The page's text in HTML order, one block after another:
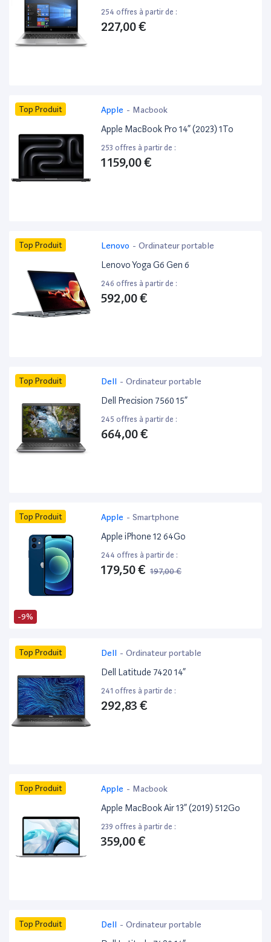
254 offres à partir de :
227,00 €
Top Produit Apple - Macbook
Apple MacBook Pro 14” (2023) 1To
253 offres à partir de :
1 159,00 €
Top Produit Lenovo - Ordinateur portable
Lenovo Yoga G6 Gen 6
246 offres à partir de :
592,00 €
Top Produit Dell - Ordinateur portable
Dell Precision 7560 15”
245 offres à partir de :
664,00 €
-9%
Top Produit Apple - Smartphone
Apple iPhone 12 64Go
244 offres à partir de :
179,50 € 197,00 €
Top Produit Dell - Ordinateur portable
Dell Latitude 7420 14”
241 offres à partir de :
292,83 €
Top Produit Apple - Macbook
Apple MacBook Air 13” (2019) 512Go
239 offres à partir de :
359,00 €
Top Produit Dell - Ordinateur portable